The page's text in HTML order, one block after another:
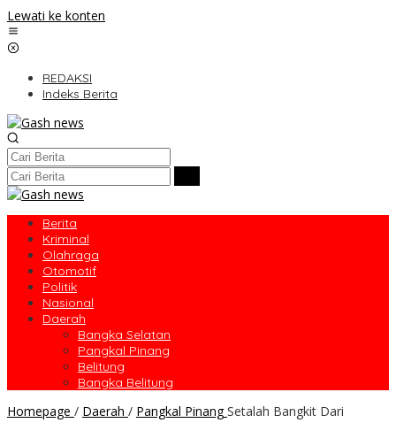
Lewati ke konten
REDAKSI
Indeks Berita
Berita
Kriminal
Olahraga
Otomotif
Politik
Nasional
Daerah
Bangka Selatan
Pangkal Pinang
Belitung
Bangka Belitung
Homepage / Daerah / Pangkal Pinang Setalah Bangkit Dari